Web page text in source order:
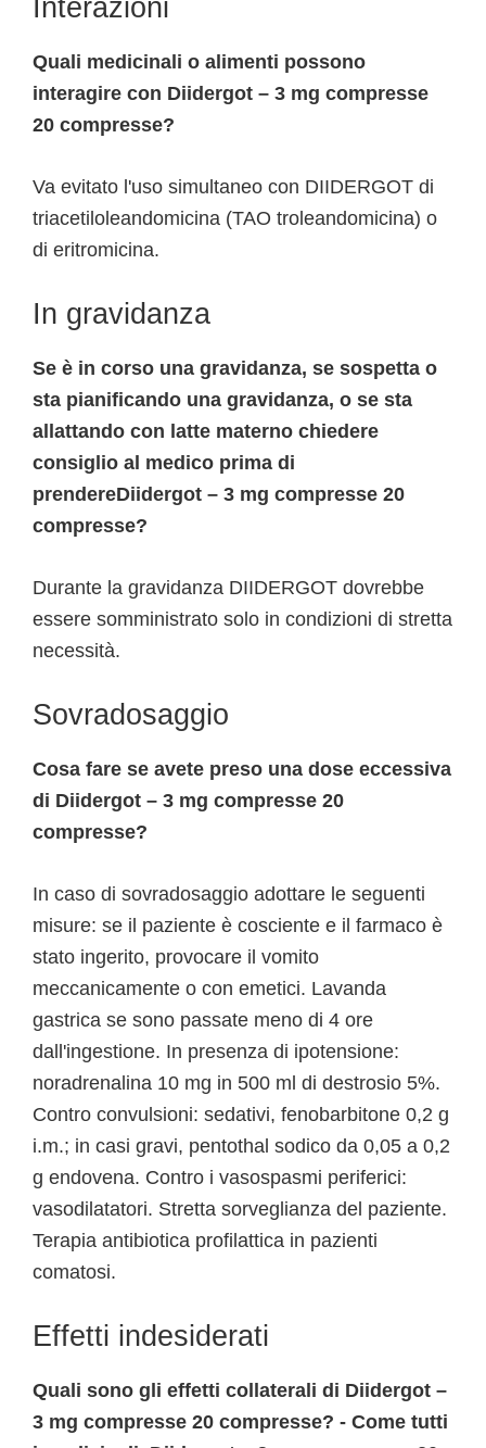
Interazioni
Quali medicinali o alimenti possono
interagire con Diidergot – 3 mg compresse
20 compresse?
Va evitato l'uso simultaneo con DIIDERGOT di
triacetiloleandomicina (TAO troleandomicina) o
di eritromicina.
In gravidanza
Se è in corso una gravidanza, se sospetta o
sta pianificando una gravidanza, o se sta
allattando con latte materno chiedere
consiglio al medico prima di
prendereDiidergot – 3 mg compresse 20
compresse?
Durante la gravidanza DIIDERGOT dovrebbe
essere somministrato solo in condizioni di stretta
necessità.
Sovradosaggio
Cosa fare se avete preso una dose eccessiva
di Diidergot – 3 mg compresse 20
compresse?
In caso di sovradosaggio adottare le seguenti
misure: se il paziente è cosciente e il farmaco è
stato ingerito, provocare il vomito
meccanicamente o con emetici. Lavanda
gastrica se sono passate meno di 4 ore
dall'ingestione. In presenza di ipotensione:
noradrenalina 10 mg in 500 ml di destrosio 5%.
Contro convulsioni: sedativi, fenobarbitone 0,2 g
i.m.; in casi gravi, pentothal sodico da 0,05 a 0,2
g endovena. Contro i vasospasmi periferici:
vasodilatatori. Stretta sorveglianza del paziente.
Terapia antibiotica profilattica in pazienti
comatosi.
Effetti indesiderati
Quali sono gli effetti collaterali di Diidergot –
3 mg compresse 20 compresse? - Come tutti